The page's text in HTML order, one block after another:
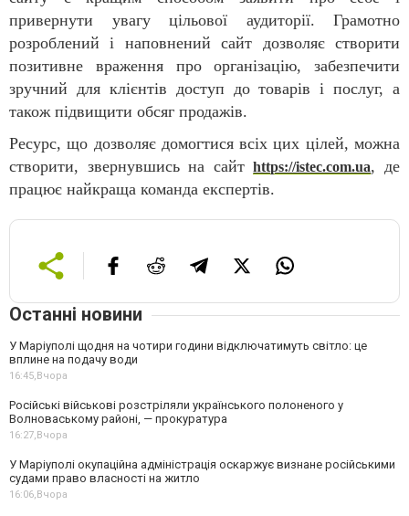
привернути увагу цільової аудиторії. Грамотно
розроблений і наповнений сайт дозволяє створити
позитивне враження про організацію, забезпечити
зручний для клієнтів доступ до товарів і послуг, а
також підвищити обсяг продажів.
Ресурс, що дозволяє домогтися всіх цих цілей, можна
створити, звернувшись на сайтhttps://istec.com.ua, де
працює найкраща команда експертів.
Останні новини
У Маріуполі щодня на чотири години відключатимуть світло: це
вплине на подачу води
16:45,Вчора
Російські військові розстріляли українського полоненого у
Волноваському районі, — прокуратура
16:27,Вчора
У Маріуполі окупаційна адміністрація оскаржує визнане російськими
судами право власності на житло
16:06,Вчора